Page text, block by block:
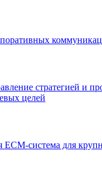
стратегией и
целей
ECM-система для